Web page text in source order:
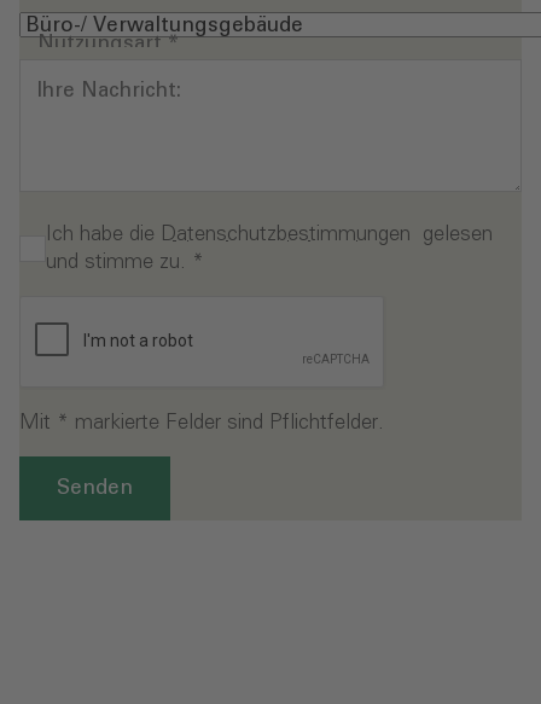
Nutzungsart*
Ihre Nachricht:
Ich habe die Datenschutzbestimmungen gelesen
und stimme zu. *
Mit * markierte Felder sind Pflichtfelder.
Senden